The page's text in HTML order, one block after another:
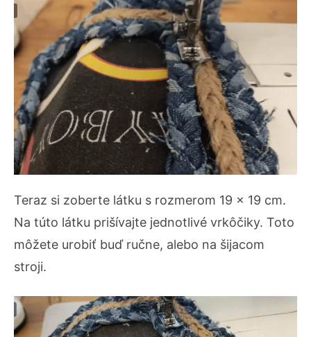
Teraz si zoberte látku s rozmerom 19 x 19 cm.
Na túto látku prišívajte jednotlivé vrkôčiky. Toto
môžete urobiť buď ručne, alebo na šijacom
stroji.